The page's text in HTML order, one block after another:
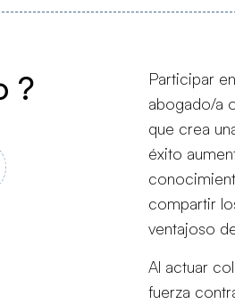
?
Participar
abogado/a
que crea
éxito
compartir
ventajoso
Al actuar
fuerza